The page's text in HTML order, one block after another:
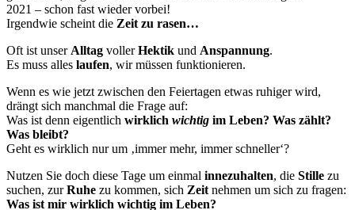
2021 – schon fast wieder vorbei!
Irgendwie scheint die Zeit zu rasen…
Oft ist unser Alltag vollerHektik und Anspannung.
Es muss alles laufen, wir müssen funktionieren.
Wenn es wie jetzt zwischen den Feiertagen etwas ruhiger wird,
drängt sich manchmal die Frage auf:
Was ist denn eigentlich wirklich wichtig im Leben? Was zählt?
Was bleibt?
Geht es wirklich nur um ‚immer mehr, immer schneller‘?
Nutzen Sie doch diese Tage um einmal innezuhalten, die Stille zu
suchen, zurRuhe zu kommen, sich Zeit nehmen um sich zu fragen:
Was ist mir wirklich wichtig im Leben?